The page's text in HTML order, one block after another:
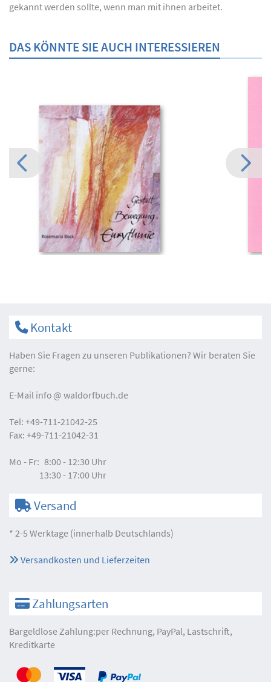
gekannt werden sollte, wenn man mit ihnen arbeitet.
DAS KÖNNTE SIE AUCH INTERESSIEREN
Kontakt
Haben Sie Fragen zu unseren Publikationen? Wir beraten Sie
gerne:
E-Mail info waldorfbuch.de
Tel: +49-711-21042-25
Fax: +49-711-21042-31
Mo - Fr: 8:00 - 12:30 Uhr
13:30 - 17:00 Uhr
Versand
* 2-5 Werktage (innerhalb Deutschlands)
Versandkosten und Lieferzeiten
Zahlungsarten
Bargeldlose Zahlung:per Rechnung, PayPal, Lastschrift,
Kreditkarte